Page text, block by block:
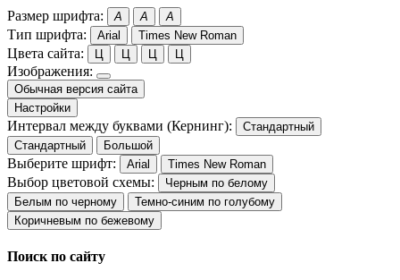
Размер шрифта: A A A
Тип шрифта: Arial Times New Roman
Цвета сайта: Ц Ц Ц Ц
Изображения:
Обычная версия сайта
Настройки
Интервал между буквами (Кернинг):
Стандартный
Стандартный
Большой
Выберите шрифт: Arial Times New Roman
Выбор цветовой схемы:
Черным по белому
Белым по черному
Темно-синим по голубому
Коричневым по бежевому
Поиск по сайту